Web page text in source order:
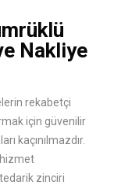
Nakliye
rekabetçi
için güvenilir
kaçınılmazdır.
hizmet
zinciri